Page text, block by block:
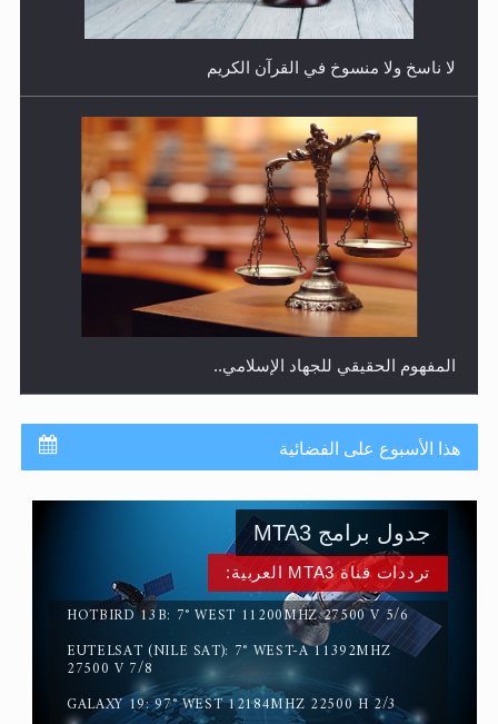
هل يُحسب حول الزكاة وفق السنة الميلادية أو الهجرية؟
لا ناسخ ولا منسوخ في القرآن الكريم
المفهوم الحقيقي للجهاد الإسلامي..
سورة التكوير تُنبئ بزمن بعثة المسيح الموعود عليه السلام
هذا الأسبوع على الفضائية
ترددات قناة MTA3 العربية:
HOTBIRD 13B: 7° WEST 11200MHZ 27500 V 5/6
EUTELSAT (NILE SAT): 7° WEST-A 11392MHZ
27500 V 7/8
GALAXY 19: 97° WEST 12184MHZ 22500 H 2/3
جدول برامج MTA3